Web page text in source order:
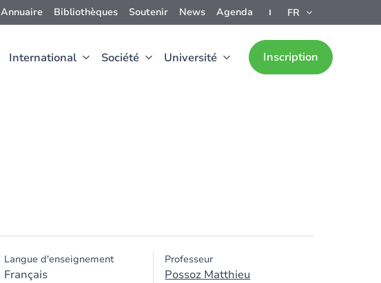
Annuaire Bibliothèques Soutenir News Agenda FR
International Société Université Inscription
Langue d'enseignement
Français
Professeur
Possoz Matthieu